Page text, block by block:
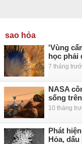
sao hỏa
'Vùng
học phải
7 tháng
NASA
sống
10 tháng
Phát
Hỏa,